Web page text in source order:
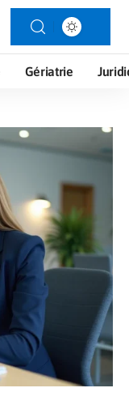
Gériatrie